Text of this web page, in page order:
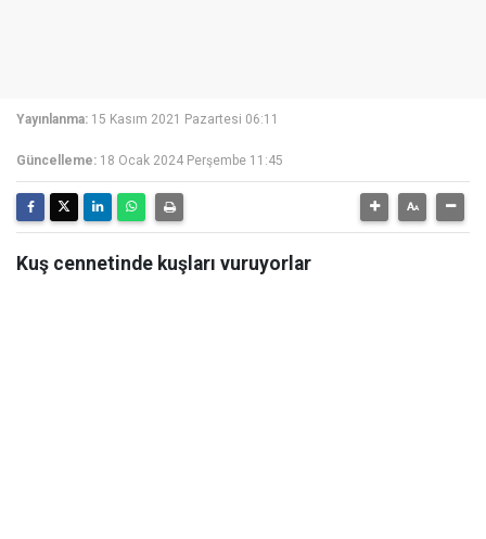
Yayınlanma: 15 Kasım 2021 Pazartesi 06:11
Güncelleme: 18 Ocak 2024 Perşembe 11:45
Kuş cennetinde kuşları vuruyorlar